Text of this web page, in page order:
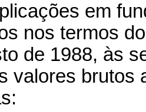
em
nos termos
de 1988, às
valores brutos